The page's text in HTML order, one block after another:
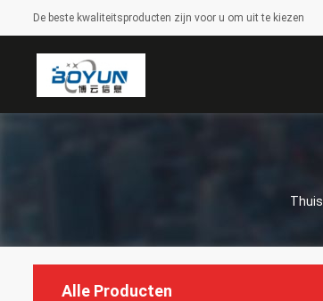
De beste kwaliteitsproducten zijn voor u om uit te kiezen
Thuis
Alle Producten